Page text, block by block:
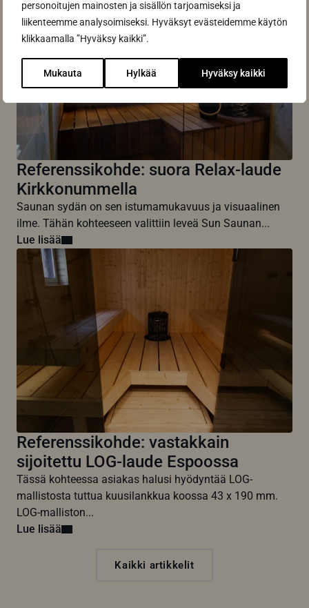
personoitujen mainosten ja sisällön tarjoamiseksi ja
liikenteemme analysoimiseksi. Hyväksyt evästeidemme käytön
klikkaamalla ”Hyväksy kaikki”.
Mukauta Hylkää Hyväksy kaikki
Referenssikohde: suora Relax-laude
Kirkkonummella
Saunan sydän on sen istumamukavuus ja visuaalinen
ilme. Tähän kohteeseen valittiin leveä Sun Saunan...
Lue lisää
Referenssikohde: vastakkain
sijoitettu LOG-laude Espoossa
Tässä kohteessa asiakas halusi hyödyntää LOG-
mallistosta tuttua kuusilankkua koossa 43 x 190 mm.
LOG-malliston...
Lue lisää
Kaikki artikkelit